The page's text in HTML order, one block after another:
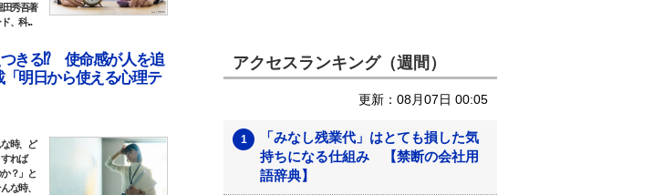
秀吾著
、科...
つきる⁉ 使命感が人を追
明日から使える心理テ
時、ど
れば
？」と
な時、
アクセスランキング（週間）
更新：08月07日 00:05
「みなし残業代」はとても損した気
持ちになる仕組み 【禁断の会社用
語辞典】